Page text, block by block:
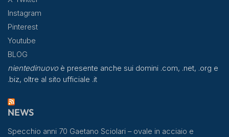
Instagram
Pinterest
Youtube
BLOG
nientedinuovoè presente anche sui domini .com, .net, .org e
.biz, oltre al sito ufficiale .it
NEWS
Specchio anni 70 Gaetano Sciolari – ovale in acciaio e